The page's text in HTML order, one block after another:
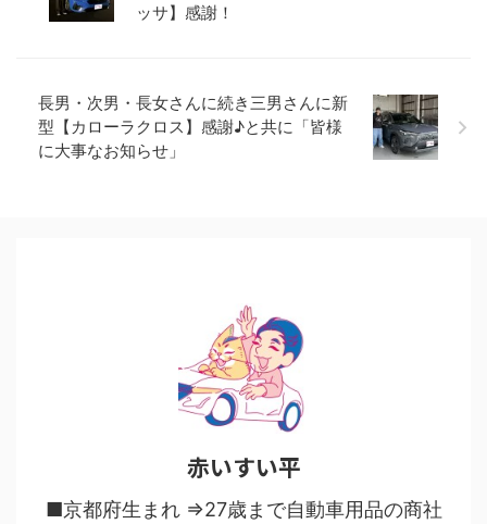
ッサ】感謝！
長男・次男・長女さんに続き三男さんに新
型【カローラクロス】感謝♪と共に「皆様
に大事なお知らせ」
赤いすい平
■京都府生まれ ⇒27歳まで自動車用品の商社